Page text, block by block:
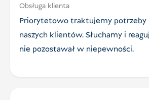
Obsługa klienta
Priorytetowo traktujemy potrzeby
naszych klientów. Słuchamy i
nie pozostawał w niepewności.